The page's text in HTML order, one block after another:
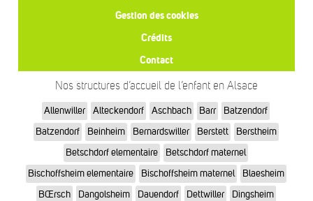
Gestion des cookies
Crédits
Contact
Nos structures d’accueil de l’enfant en Alsace
Allenwiller Alteckendorf Aschbach Barr
Batzendorf
Batzendorf
Beinheim Bernardswiller Berstett
Berstheim
Betschdorf elementaire
Betschdorf maternel
Bischoffsheim elementaire
Bischoffsheim maternel
Blaesheim
BŒrsch
Dangolsheim Dauendorf Dettwiller
Dingsheim